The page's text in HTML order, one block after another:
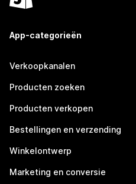
App-categorieën
Verkoopkanalen
Producten zoeken
Producten verkopen
Bestellingen en verzending
Winkelontwerp
Marketing en conversie